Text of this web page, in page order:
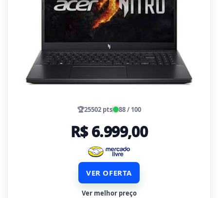
🏆25502 pts 88 / 100
R$ 6.999,00
VER OFERTA
Ver melhor preço